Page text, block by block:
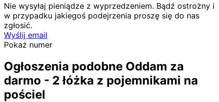
Nie wysyłaj pieniądze z wyprzedzeniem. Bądź ostrożny i
w przypadku jakiegoś podejrzenia proszę się do nas
zgłosić.
Wyślij email
Pokaż numer
Ogłoszenia podobne Oddam za
darmo - 2 łóżka z pojemnikami na
pościel